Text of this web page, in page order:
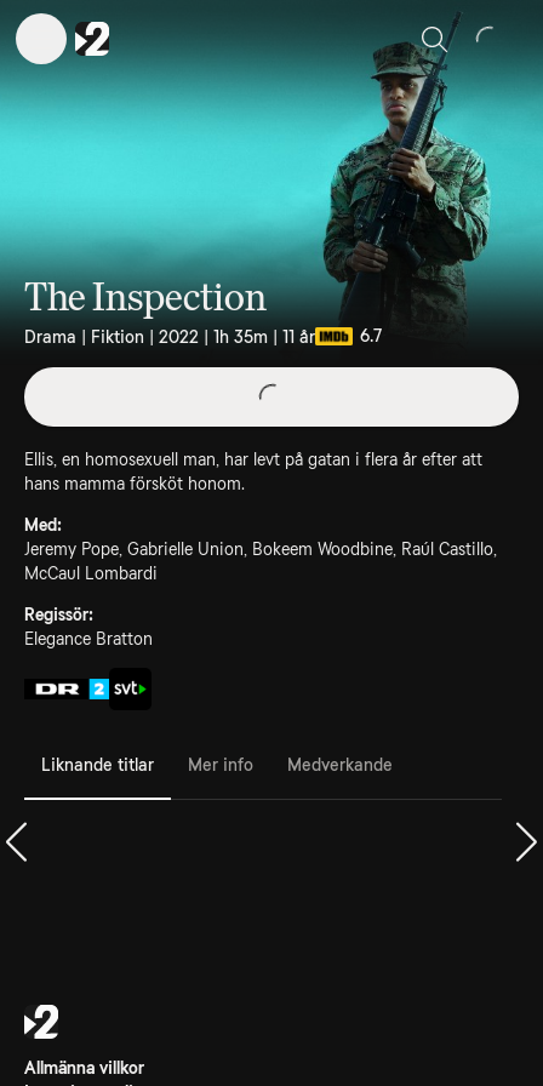
Sök
The Inspection
Drama | Fiktion | 2022 | 1h 35m | 11 år 6.7
Ellis, en homosexuell man, har levt på gatan i flera år efter att
hans mamma försköt honom.
Med:
Jeremy Pope, Gabrielle Union, Bokeem Woodbine, Raúl Castillo,
McCaul Lombardi
Regissör:
Elegance Bratton
Liknande titlar Mer info Medverkande
Allmänna villkor